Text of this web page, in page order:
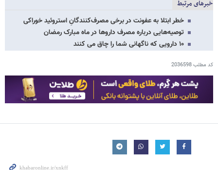
خبرهای مرتبط
خطر ابتلا به عفونت در برخی مصرف‌کنندگانِ استروئید خوراکی
توصیه‌هایی درباره مصرف داروها در ماه مبارک رمضان
۱۰ دارویی که ناگهانی شما را چاق می کنند
کد مطلب2036598